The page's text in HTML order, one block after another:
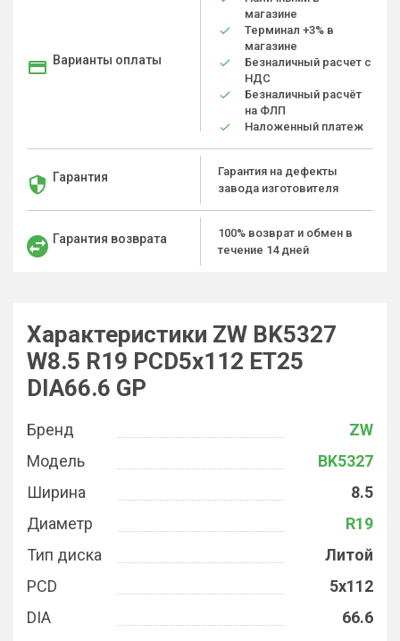
Варианты оплаты
магазине
Терминал +3% в
магазине
Безналичный расчет с
НДС
Безналичный расчёт
на ФЛП
Наложенный платеж
Гарантия
Гарантия на дефекты
завода изготовителя
Гарантия возврата
100% возврат и обмен в
течение 14 дней
Характеристики ZW BK5327
W8.5 R19 PCD5x112 ET25
DIA66.6 GP
Бренд
ZW
Модель
BK5327
Ширина
8.5
Диаметр
R19
Тип диска
Литой
PCD
5x112
DIA
66.6